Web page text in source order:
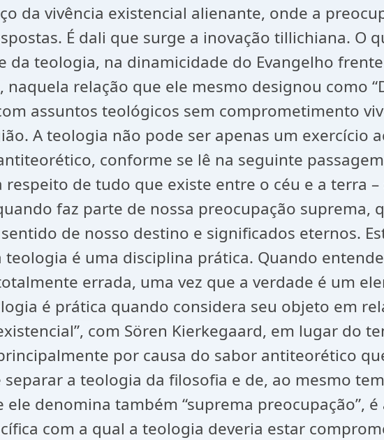
da vivência existencial alienante, onde a
É dali que surge a inovação tillichiana. O
teologia, na dinamicidade do Evangelho
relação que ele mesmo designou como
assuntos teológicos sem comprometimento
A teologia não pode ser apenas um exercício
conforme se lê na seguinte
de tudo que existe entre o céu e a terra
faz parte de nossa preocupação suprema,
de nosso destino e significados eternos.
é uma disciplina prática. Quando
errada, uma vez que a verdade é um
é prática quando considera seu objeto em
com Sören Kierkegaard, em lugar do
por causa do sabor antiteorético
a teologia da filosofia e de, ao mesmo
denomina também “suprema preocupação”,
com a qual a teologia deveria estar